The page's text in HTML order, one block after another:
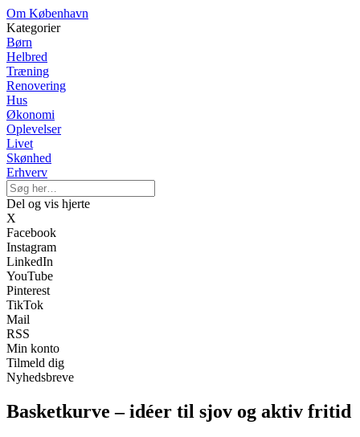
Om København
Kategorier
Børn
Helbred
Træning
Renovering
Hus
Økonomi
Oplevelser
Livet
Skønhed
Erhverv
Del og vis hjerte
X
Facebook
Instagram
LinkedIn
YouTube
Pinterest
TikTok
Mail
RSS
Min konto
Tilmeld dig
Nyhedsbreve
Basketkurve – idéer til sjov og aktiv fritid